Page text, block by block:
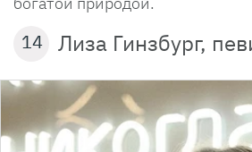
14 Лиза Гинзбург,